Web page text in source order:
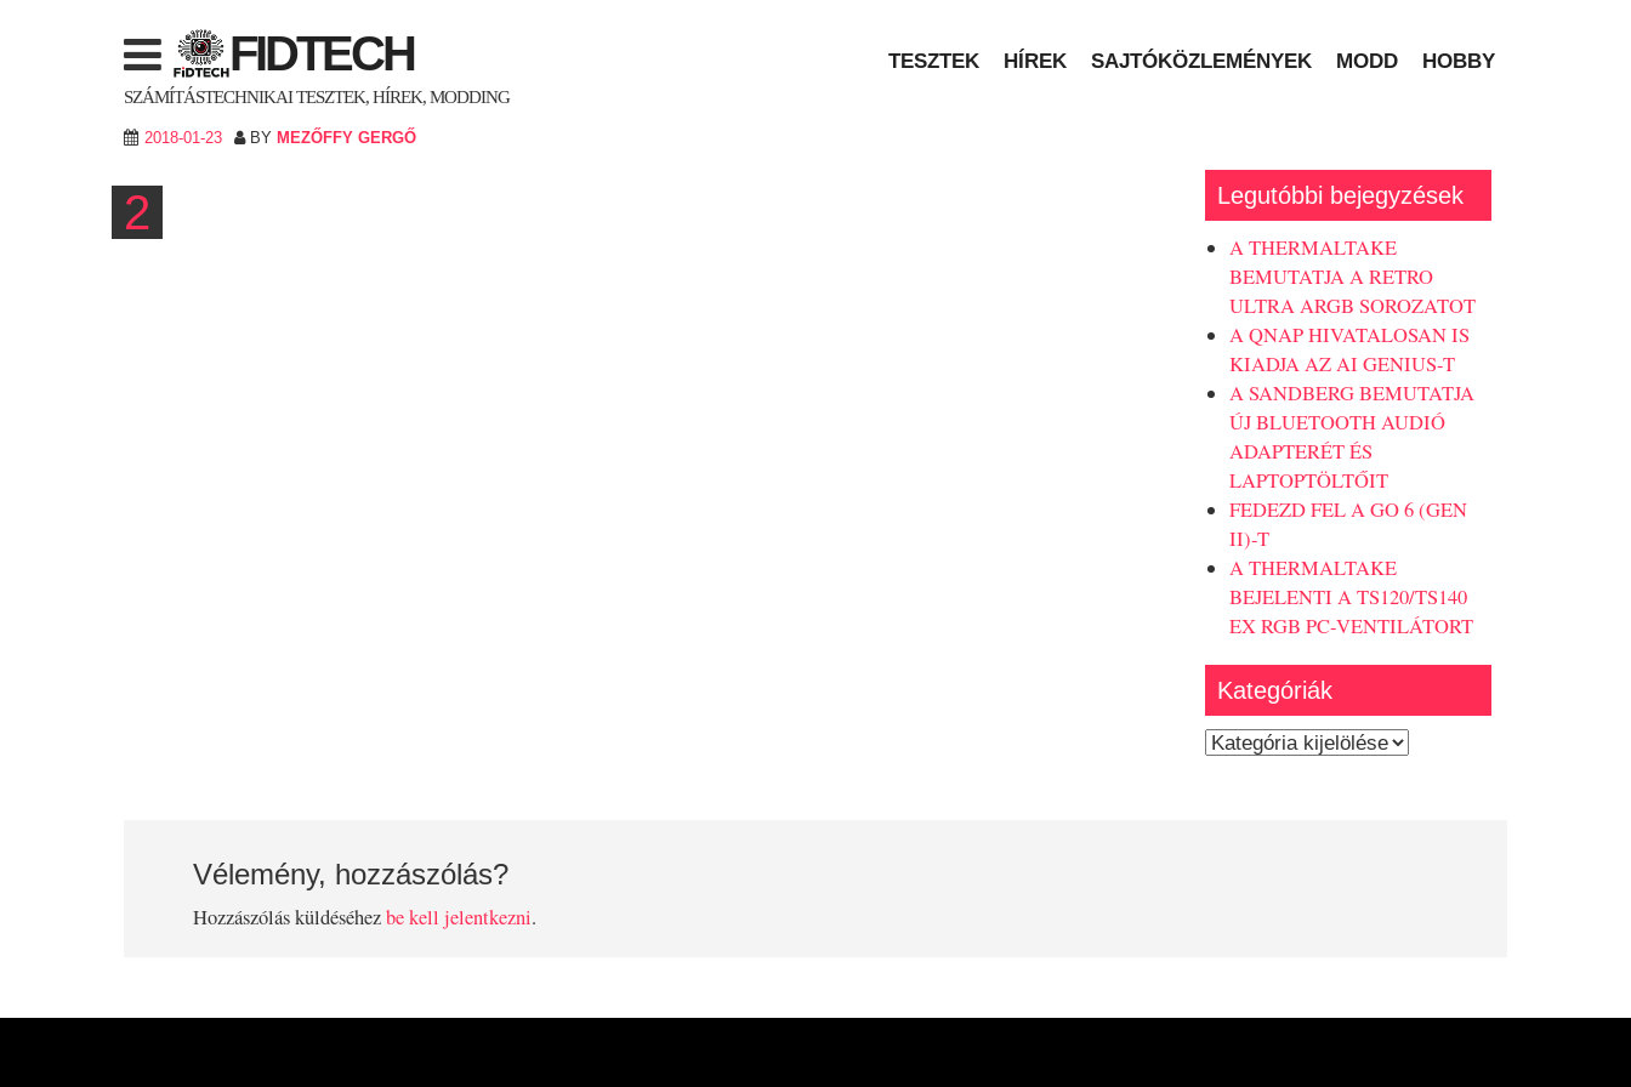
FIDTECH
SZÁMÍTÁSTECHNIKAI TESZTEK, HÍREK, MODDING
TESZTEK HÍREK SAJTÓKÖZLEMÉNYEK MODD HOBBY
2018-01-23 BY MEZŐFFY GERGŐ
2
Legutóbbi bejegyzések
A THERMALTAKE
BEMUTATJA A RETRO
ULTRA ARGB SOROZATOT
A QNAP HIVATALOSAN IS
KIADJA AZ AI GENIUS-T
A SANDBERG BEMUTATJA
ÚJ BLUETOOTH AUDIÓ
ADAPTERÉT ÉS
LAPTOPTÖLTŐIT
FEDEZD FEL A GO 6 (GEN
II)-T
A THERMALTAKE
BEJELENTI A TS120/TS140
EX RGB PC-VENTILÁTORT
Kategóriák
Kategóriák
Vélemény, hozzászólás?
Hozzászólás küldéséhezbe kell jelentkezni.